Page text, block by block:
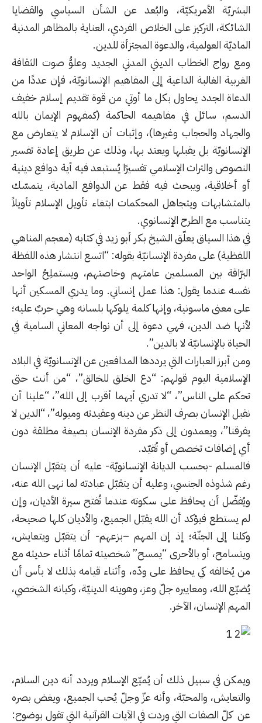
البشريّة الأمريكيّة، والبُعد عن الشأن السياسي والقضايا
الشائكة، التركيز على الخلاص الفردي، العناية بالمظاهر المدنية
الماديّة العولمية، والدعوة المجتزأة للدين.
ومع رواج الخطاب الديني المدني الجديد وعلوُّ صوت الثقافة
الغربية الغالبة الداعية إلى المفاهيم الإنسانويّة، فإن عددًا من
الدعاة الجدد يحاول بكل ما أوتي من قوة تقديم إسلام خفيف
الدسم، سائل في مفاهيمه الحاكمة (كمفهوم الإيمان بالله
والجهاد والحجاب وغيرها)، وإثبات أن الإسلام لا يتعارض مع
الإنسانويّة بل يقبلها ويعتد بها، وذلك عن طريق إعادة تفسير
النصوص والتراث الإسلامي تفسيرًا يُستبعد فيه أية دوافع دينية
أو أخلاقية، ويبحث فيه فقط عن الدوافع المادية، يتمسّك
بالمتشابهات ويتجاهل المحكمات ابتغاء تأويل الإسلام تأويلاً
يتناسب مع الطرح الإنسانوي.
في هذا السياق يعلّق الشيخ بكر أبو زيد في كتابه (معجم المناهي
اللفظية) على مفردة الإنسانيّة بقوله: “اتسع انتشار هذه اللفظة
البرّاقة بين المسلمين عامتهم وخاصتهم، ويستملِحُ الواحد
نفسه عندما يقول: هذا عمل إنساني. وما يدري المسكين أنها
على معنى ماسونية، وإنها كلمة يلوكها بلسانه وهي حربٌ عليه؛
لأنها ضد الدين، فهي دعوة إلى أن نواجه المعاني السامية في
الحياة بالإنسانيّة لا بالدين”.
ومن أبرز العبارات التي يرددها المدافعين عن الإنسانويّة في البلاد
الإسلامية اليوم قولهم: “دع الخلق للخالق”، “من أنت حتى
تحكم على الناس”، “لا تدري أيهما أقرب إلى الله”، “علينا أن
نقبل الإنسان بصرف النظر عن دينه وعقيدته وميوله”، “الدين لا
يفرقنا”، ويعمدون إلى ذكر مفردة الإنسان بصيغة مطلقة دون
أي إضافات تخصص أو تُقيّد.
فالمسلم -بحسب الديانة الإنسانويّة- عليه أن يتقبّل الإنسان
رغم شذوذه الجنسي، وعليه أن يتقبّل عبادته لما نهى الله عنه،
ويُفضّل أن يحافظ على سكوته عندما تُفتح سيرة الأديان، وإن
لم يستطع فيؤكد أن الله يقبّل الجميع، والأديان كلها صحيحة،
وكلنا إلى الجنّة؛ إذ إن المهم –بزعهم- أن يتقبّل ويتعايش،
ويتسامح، أو بالأحرى “يمسح” شخصيته تمامًا أثناء حديثه مع
من يُخالفه كي يحافظ على ودّه، وأثناء قيامه بذلك لا بأس أن
يُضيّع الله، ومعاييره جلّ وعز، وهويته الدينيّة، وكيانه الشخصي،
المهم الإنسان، الآخر.
ويمكن في سبيل ذلك أن يُميّع الإسلام ويردد أنه دين السلام،
والتعايش، والمحبّة، وأنه عزّ وجلّ يُحب الجميع، ويغض بصره
عن كلّ الصفات التي وردت في الآيات القرآنية التي تقول بوضوح: